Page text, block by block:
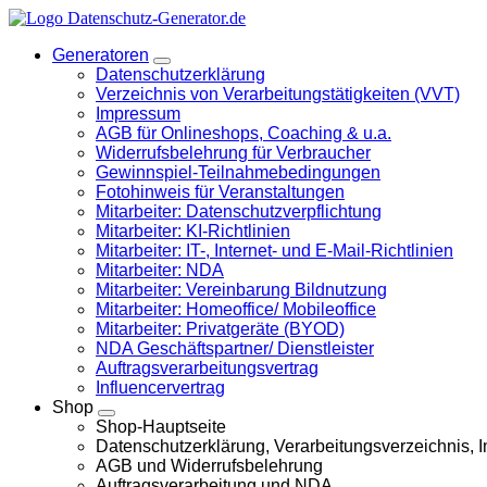
Springen
zum
Generatoren
Datenschutzerklärung
Verzeichnis von Verarbeitungstätigkeiten (VVT)
Impressum
AGB für Onlineshops, Coaching & u.a.
Widerrufsbelehrung für Verbraucher
Gewinnspiel-Teilnahmebedingungen
Fotohinweis für Veranstaltungen
Mitarbeiter: Datenschutzverpflichtung
Mitarbeiter: KI-Richtlinien
Mitarbeiter: IT-, Internet- und E-Mail-Richtlinien
Mitarbeiter: NDA
Mitarbeiter: Vereinbarung Bildnutzung
Mitarbeiter: Homeoffice/ Mobileoffice
Mitarbeiter: Privatgeräte (BYOD)
NDA Geschäftspartner/ Dienstleister
Auftragsverarbeitungsvertrag
Influencervertrag
Shop
Shop-Hauptseite
Datenschutzerklärung, Verarbeitungsverzeichnis,
AGB und Widerrufsbelehrung